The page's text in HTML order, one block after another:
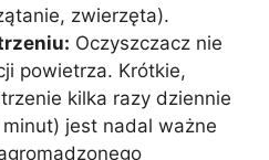
zwierzęta).
Oczyszczacz nie
powietrza. Krótkie,
kilka razy dziennie
jest nadal ważne